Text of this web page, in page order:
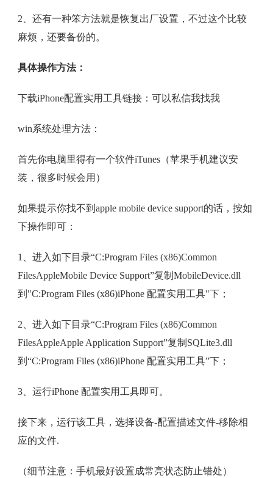
2、还有一种笨方法就是恢复出厂设置，不过这个比较
麻烦，还要备份的。
具体操作方法：
下载iPhone配置实用工具链接：可以私信我找我
win系统处理方法：
首先你电脑里得有一个软件iTunes（苹果手机建议安
装，很多时候会用）
如果提示你找不到apple mobile device support的话，按如
下操作即可：
1、进入如下目录“C:Program Files (x86)Common
FilesAppleMobile Device Support”复制MobileDevice.dll
到"C:Program Files (x86)iPhone 配置实用工具"下；
2、进入如下目录“C:Program Files (x86)Common
FilesAppleApple Application Support”复制SQLite3.dll
到“C:Program Files (x86)iPhone 配置实用工具”下；
3、运行iPhone 配置实用工具即可。
接下来，运行该工具，选择设备-配置描述文件-移除相
应的文件.
（细节注意：手机最好设置成常亮状态防止错处）